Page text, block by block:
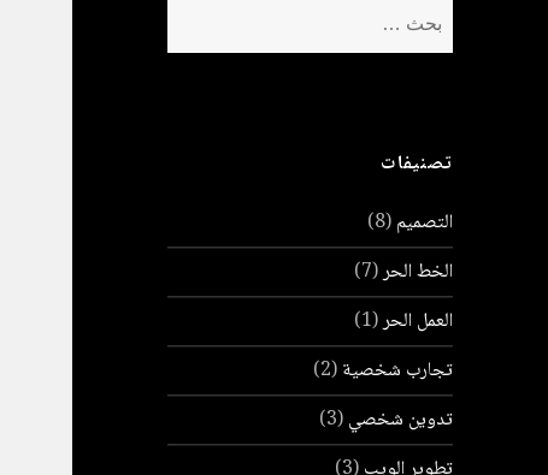
عن:
تصنيفات
التصميم(8)
الخط الحر(7)
العمل الحر(1)
تجارب شخصية(2)
تدوين شخصي(3)